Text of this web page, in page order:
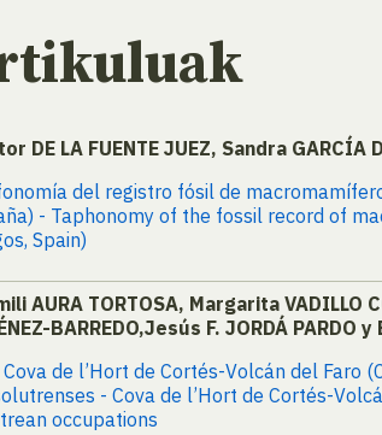
DE LA FUENTE JUEZ, Sandra GARCÍA
del registro fósil de
- Taphonomy of the fossil record of
Spain)
AURA TORTOSA, Margarita VADILLO
BARREDO,Jesús F. JORDÁ PARDO y
Cova de l’Hort de Cortés-Volcán del Faro
- Cova de l’Hort de Cortés-
occupations